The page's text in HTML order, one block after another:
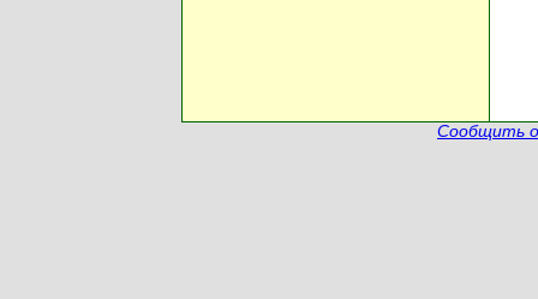
Сообщить о